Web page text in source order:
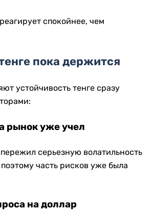
спокойнее, чем
пока держится
устойчивость тенге сразу
рынок уже учел
серьезную волатильность
часть рисков уже была
на доллар